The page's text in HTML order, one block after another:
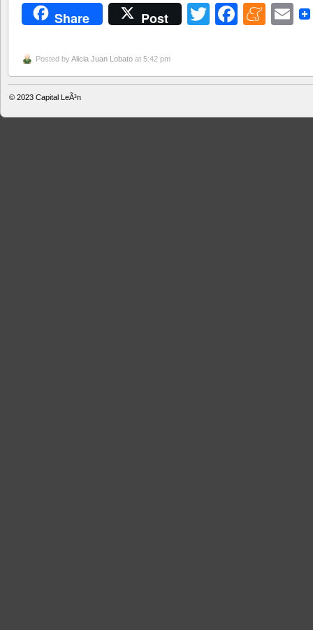
Share Post Twitter
Posted byAlicia Juan Lobato at 5:42 pm
© 2023 Capital LeÃ³n